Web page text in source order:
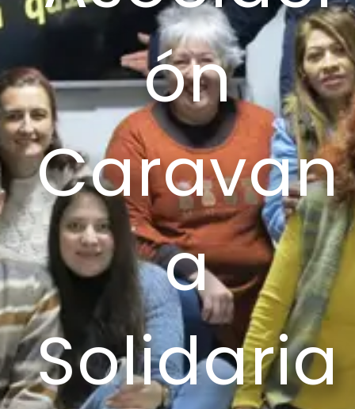
ón
Caravan
a
Solidaria